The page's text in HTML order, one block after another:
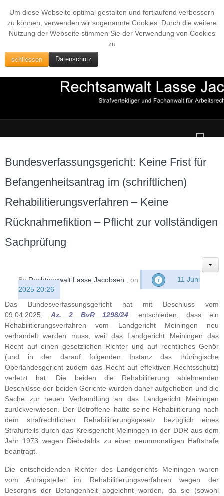
Um diese Webseite optimal gestalten und fortlaufend verbessern
zu können, verwenden wir sogenannte Cookies. Durch die weitere
Nutzung der Webseite stimmen Sie der Verwendung von Cookies
zu
schliessen Datenschutz
Bundesverfassungsgericht: Keine Frist für
Befangenheitsantrag im (schriftlichen)
Rehabilitierungsverfahren – Keine
Rücknahmefiktion – Pflicht zur vollständigen
Sachprüfung
ByRechtsanwalt Lasse Jacobsen , on
11 Juni
2025 20:26
Das Bundesverfassungsgericht hat mit Beschluss vom
09.04.2025,
Az. 2 BvR 1298/24
entschieden, dass ein
Rehabilitierungsverfahren vom Landgericht Meiningen neu
verhandelt werden muss, weil das Landgericht Meiningen das
Recht auf einen gesetzlichen Richter und auf rechtliches Gehör
(und in der darauf folgenden Instanz das thüringische
Oberlandesgericht zudem das Recht auf effektiven Rechtsschutz)
verletzt hat. Die beiden die Rehabilitierung ablehnenden
Beschlüsse der beiden Gerichte wurden daher aufgehoben und die
Sache zur neuen Verhandlung an das Landgericht Meiningen
zurückverwiesen. Der Betroffene hatte seine Rehabilitierung nach
dem strafrechtlichen Rehabilitierungsgesetz bezüglich eines
Strafurteils durch das Kreisgericht Meiningen in der DDR aus dem
Jahr 1973 wegen Diebstahls zu einer neunmonatigen Haftstrafe
beantragt.
Die entscheidenden Richter des Landgerichts Meiningen waren
vom Antragsteller im Rehabilitierungsverfahren wegen der
Besorgnis der Befangenheit abgelehnt worden, da sie (sowohl